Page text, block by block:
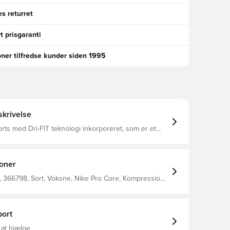
returret
prisgaranti
tilfredse kunder siden 1995
med Dri-FIT teknologi inkorporeret, som er et
fornemmelse, hvilket giver 100%
under kamp samt træning Slim fit Fremstillet i
og 17% elastan.
366798, Sort, Voksne, Nike Pro Core, Kompression,
at hjælpe